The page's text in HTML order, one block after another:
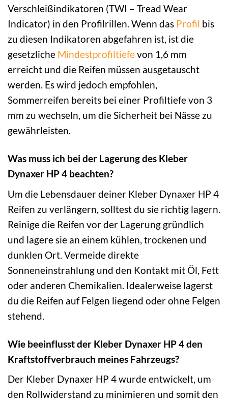
Verschleißindikatoren (TWI – Tread Wear
Indicator) in den Profilrillen. Wenn das Profil bis
zu diesen Indikatoren abgefahren ist, ist die
gesetzliche Mindestprofiltiefevon 1,6 mm
erreicht und die Reifen müssen ausgetauscht
werden. Es wird jedoch empfohlen,
Sommerreifen bereits bei einer Profiltiefe von 3
mm zu wechseln, um die Sicherheit bei Nässe zu
gewährleisten.
Was muss ich bei der Lagerung des Kleber
Dynaxer HP 4 beachten?
Um die Lebensdauer deiner Kleber Dynaxer HP 4
Reifen zu verlängern, solltest du sie richtig lagern.
Reinige die Reifen vor der Lagerung gründlich
und lagere sie an einem kühlen, trockenen und
dunklen Ort. Vermeide direkte
Sonneneinstrahlung und den Kontakt mit Öl, Fett
oder anderen Chemikalien. Idealerweise lagerst
du die Reifen auf Felgen liegend oder ohne Felgen
stehend.
Wie beeinflusst der Kleber Dynaxer HP 4 den
Kraftstoffverbrauch meines Fahrzeugs?
Der Kleber Dynaxer HP 4 wurde entwickelt, um
den Rollwiderstand zu minimieren und somit den